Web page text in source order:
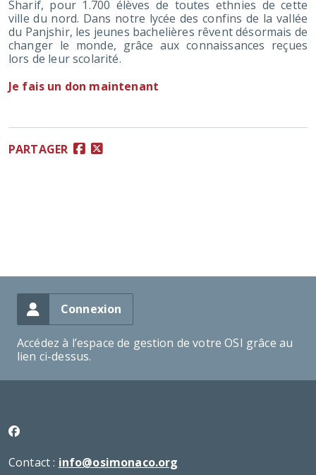
Sharif, pour 1.700 élèves de toutes ethnies de cette
ville du nord. Dans notre lycée des confins de la vallée
du Panjshir, les jeunes bachelières rêvent désormais de
changer le monde, grâce aux connaissances reçues
lors de leur scolarité.
Je fais un don maintenant
PARTAGER
Connexion
Accédez à l’espace de gestion de votre OSI grâce au
lien ci-dessus.
Contact : info@osimonaco.org